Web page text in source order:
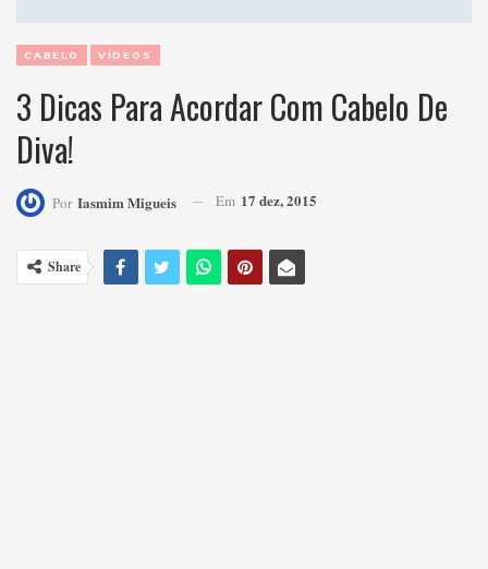
CABELO VÍDEOS
3 Dicas Para Acordar Com Cabelo De
Diva!
Por Iasmim Migueis Em 17 dez, 2015
Share